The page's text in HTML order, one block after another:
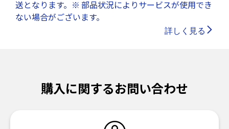
送となります。※ 部品状況によりサービスが使用でき
ない場合がございます。
詳しく見る
購入に関するお問い合わせ